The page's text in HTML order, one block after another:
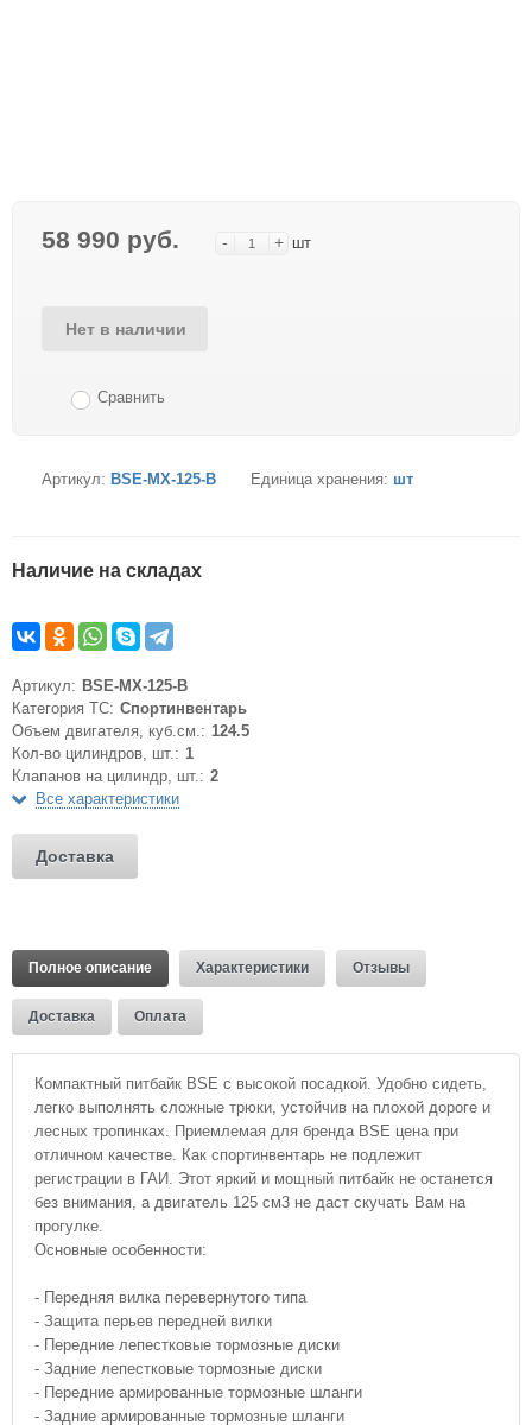
58 990 руб. - + шт
Нет в наличии
Сравнить
Артикул: BSE-MX-125-B Единица хранения: шт
Наличие на складах
Артикул: BSE-MX-125-B
Категория ТС: Спортинвентарь
Объем двигателя, куб.см.: 124.5
Кол-во цилиндров, шт.: 1
Клапанов на цилиндр, шт.: 2
Все характеристики
Доставка
Полное описание Характеристики Отзывы
Доставка Оплата
Компактный питбайк BSE с высокой посадкой. Удобно сидеть,
легко выполнять сложные трюки, устойчив на плохой дороге и
лесных тропинках. Приемлемая для бренда BSE цена при
отличном качестве. Как спортинвентарь не подлежит
регистрации в ГАИ. Этот яркий и мощный питбайк не останется
без внимания, а двигатель 125 см3 не даст скучать Вам на
прогулке.
Основные особенности:
- Передняя вилка перевернутого типа
- Защита перьев передней вилки
- Передние лепестковые тормозные диски
- Задние лепестковые тормозные диски
- Передние армированные тормозные шланги
- Задние армированные тормозные шланги